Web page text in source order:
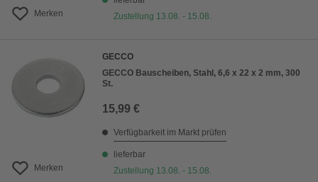
Merken
Zustellung 13.08. - 15.08.
Merken
GECCO
GECCO Bauscheiben, Stahl, 6,6 x 22 x 2 mm, 300
St.
15,99 €
Verfügbarkeit im Markt prüfen
lieferbar
Zustellung 13.08. - 15.08.